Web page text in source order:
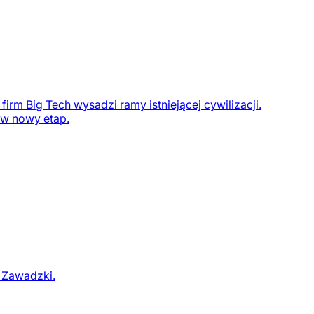
Big Tech wysadzi ramy istniejącej cywilizacji.
nowy etap.